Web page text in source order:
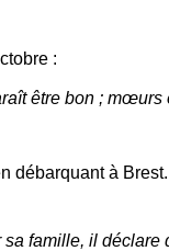
:
être bon ; mœurs
débarquant à
famille, il déclare